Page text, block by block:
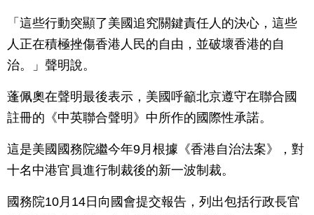
「這些行動突顯了美國追究關鍵責任人的決心，這些
人正在積極挫傷香港人民的自由，並破壞香港的自
治。」聲明說。
蓬佩奧在聲明最後表示，美國呼籲北京遵守在聯合國
註冊的《中英聯合聲明》中所作的國際性承諾。
這是美國國務院繼今年9月根據《香港自治法案》，對
十名中港官員進行制裁後的新一波制裁。
國務院10月14日向國會提交報告，列出包括行政長官